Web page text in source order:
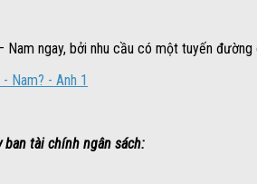
ngay, bởi nhu cầu có một tuyến
ban tài chính ngân sách: